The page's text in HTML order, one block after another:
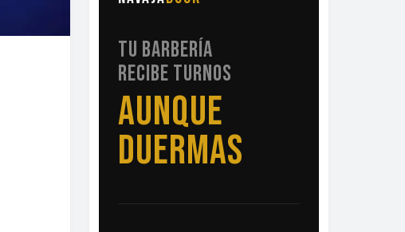
TU BARBERÍA
RECIBE TURNOS
SIN
LLAMADAS